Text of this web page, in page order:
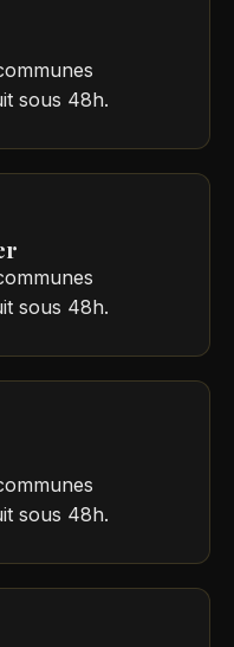
sous 48h.
sous 48h.
sous 48h.